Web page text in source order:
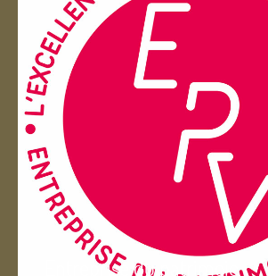
Entreprise du patrimoie